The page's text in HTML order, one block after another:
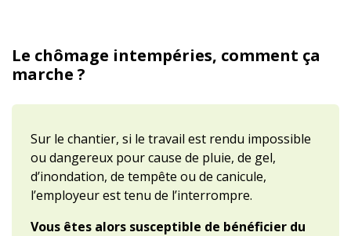
Le chômage intempéries, comment ça
marche ?
Sur le chantier, si le travail est rendu impossible
ou dangereux pour cause de pluie, de gel,
d’inondation, de tempête ou de canicule,
l’employeur est tenu de l’interrompre.
Vous êtes alors susceptible de bénéficier du